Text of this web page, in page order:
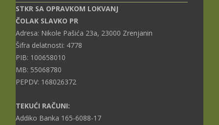
STKR SA OPRAVKOM LOKVANJ
ČOLAK SLAVKO PR
Adresa: Nikole Pašića 23a, 23000 Zrenjanin
Šifra delatnosti: 4778
PIB: 100658010
MB: 55068780
PEPDV: 168026372
TEKUĆI RAČUNI:
Addiko Banka 165-6088-17